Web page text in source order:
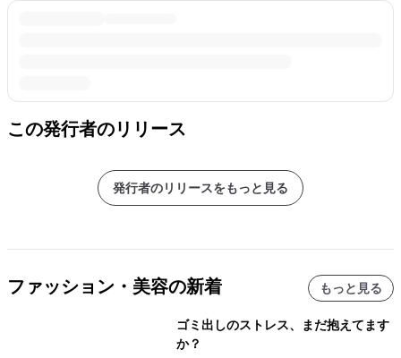
この発行者のリリース
発行者のリリースをもっと見る
ファッション・美容の新着 もっと見る
ゴミ出しのストレス、まだ抱えてます
か？